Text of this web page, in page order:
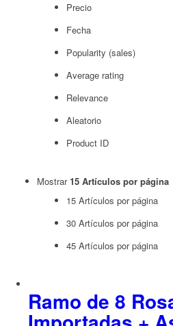
Precio
Fecha
Popularity (sales)
Average rating
Relevance
Aleatorio
Product ID
Mostrar 15 Artículos por página
15 Artículos por página
30 Artículos por página
45 Artículos por página
Ramo de 8